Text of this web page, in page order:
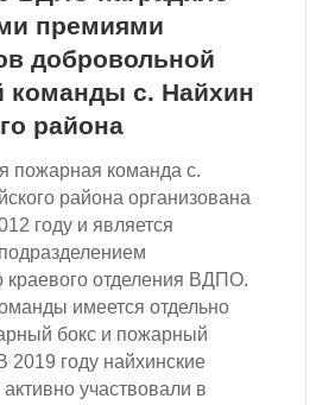
премиями
добровольной
команды с. Найхин
района
пожарная команда с.
района организована
году и является
краевого отделения ВДПО.
имеется отдельно
бокс и пожарный
2019 году найхинские
участвовали в